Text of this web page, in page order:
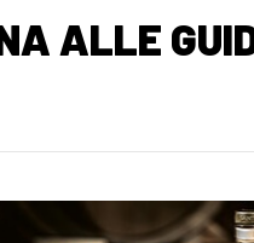
ALLE